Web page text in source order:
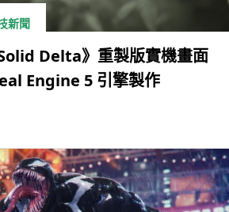
新聞
Delta》重製版實機畫面
Engine 5 引擎製作